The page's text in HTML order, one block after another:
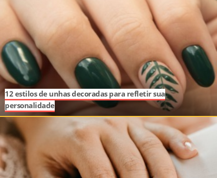
12 estilos de unhas decoradas para refletir sua
personalidade